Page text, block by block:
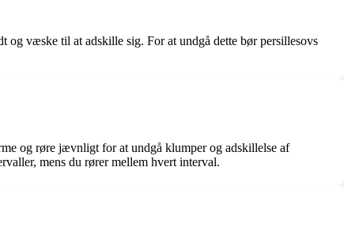
og væske til at adskille sig. For at undgå dette bør persillesovs
og røre jævnligt for at undgå klumper og adskillelse af
mens du rører mellem hvert interval.